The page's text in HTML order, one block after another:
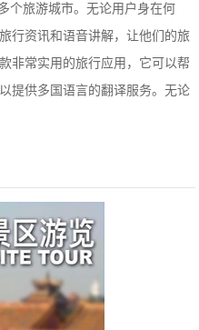
个旅游城市。无论用户身在何
行资讯和语音讲解，让他们的旅
非常实用的旅行应用，它可以帮
提供多国语言的翻译服务。无论